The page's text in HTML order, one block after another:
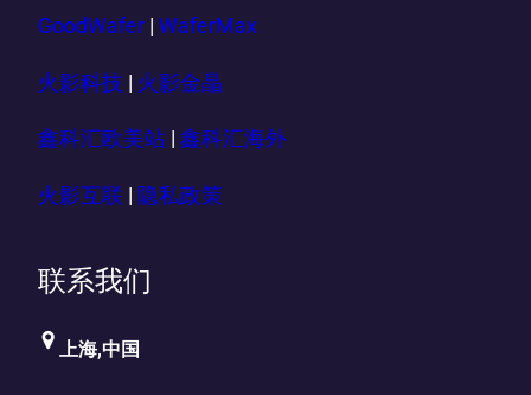
GoodWafer WaferMax
火影科技 | 火影金晶
鑫科汇欧美站 鑫科汇海外
火影互联 | 隐私政策
联系我们
上海,中国